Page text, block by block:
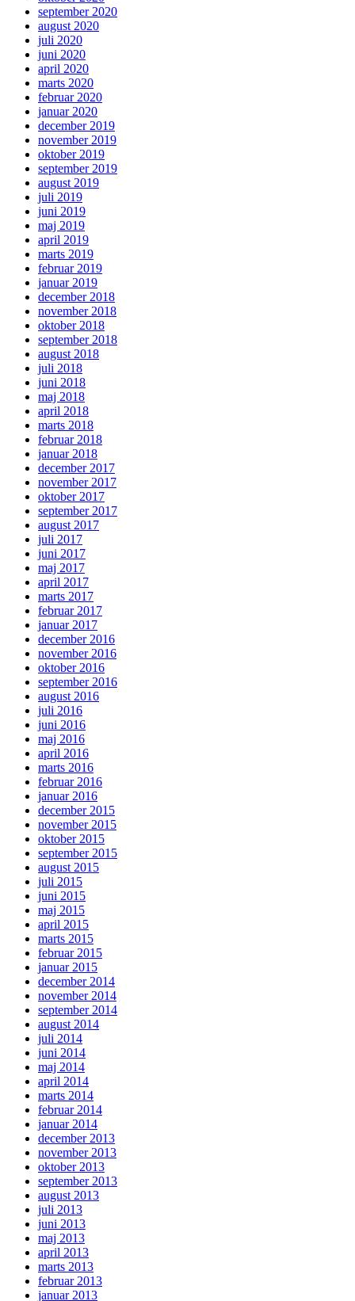
september 2020
august 2020
juli 2020
juni 2020
april 2020
marts 2020
februar 2020
januar 2020
december 2019
november 2019
oktober 2019
september 2019
august 2019
juli 2019
juni 2019
maj 2019
april 2019
marts 2019
februar 2019
januar 2019
december 2018
november 2018
oktober 2018
september 2018
august 2018
juli 2018
juni 2018
maj 2018
april 2018
marts 2018
februar 2018
januar 2018
december 2017
november 2017
oktober 2017
september 2017
august 2017
juli 2017
juni 2017
maj 2017
april 2017
marts 2017
februar 2017
januar 2017
december 2016
november 2016
oktober 2016
september 2016
august 2016
juli 2016
juni 2016
maj 2016
april 2016
marts 2016
februar 2016
januar 2016
december 2015
november 2015
oktober 2015
september 2015
august 2015
juli 2015
juni 2015
maj 2015
april 2015
marts 2015
februar 2015
januar 2015
december 2014
november 2014
september 2014
august 2014
juli 2014
juni 2014
maj 2014
april 2014
marts 2014
februar 2014
januar 2014
december 2013
november 2013
oktober 2013
september 2013
august 2013
juli 2013
juni 2013
maj 2013
april 2013
marts 2013
februar 2013
januar 2013